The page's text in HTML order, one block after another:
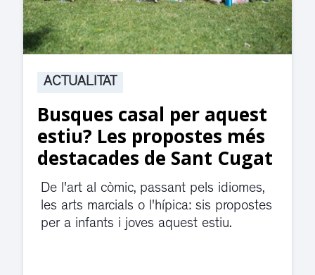
ACTUALITAT
Suspesa l’activitat als
jutjats de Rubí fins
divendres per una fuita
d’aigua
El servei de guàrdia i el jutjat de
violència de gènere s'han traslladat a